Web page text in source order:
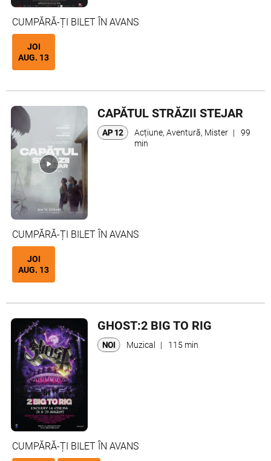
CUMPĂRĂ-ȚI BILET ÎN AVANS
JOI
AUG. 13
CAPĂTUL STRĂZII STEJAR
Acțiune, Aventură, Mister |
99
min
CUMPĂRĂ-ȚI BILET ÎN AVANS
JOI
AUG. 13
GHOST:2 BIG TO RIG
Muzical | 115 min
CUMPĂRĂ-ȚI BILET ÎN AVANS